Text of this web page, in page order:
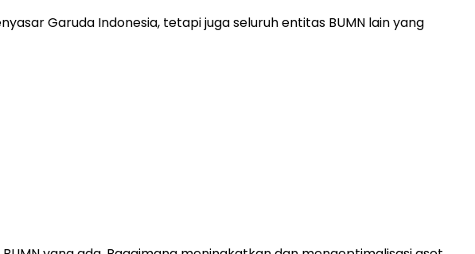
Garuda Indonesia, tetapi juga seluruh entitas BUMN lain yang